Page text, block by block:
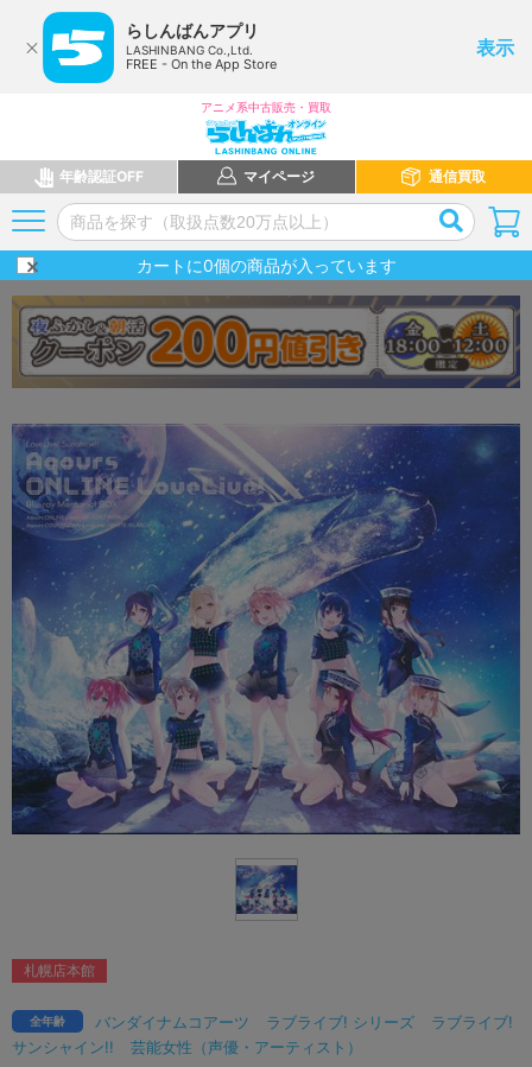
らしんばんアプリ
LASHINBANG Co.,Ltd.
FREE - On the App Store
表示
アニメ系中古販売・買取
年齢認証OFF マイページ 通信買取
カートに0個の商品が入っています
バンダイナムコアーツ ラブライブ! シリーズ
ラブライブ!
サンシャイン!!
芸能女性（声優・アーティスト）
全年齢
札幌店本館